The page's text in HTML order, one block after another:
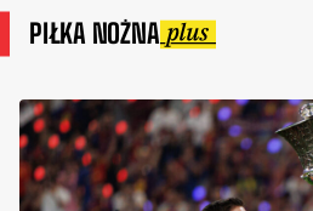
PIŁKA NOŻNA